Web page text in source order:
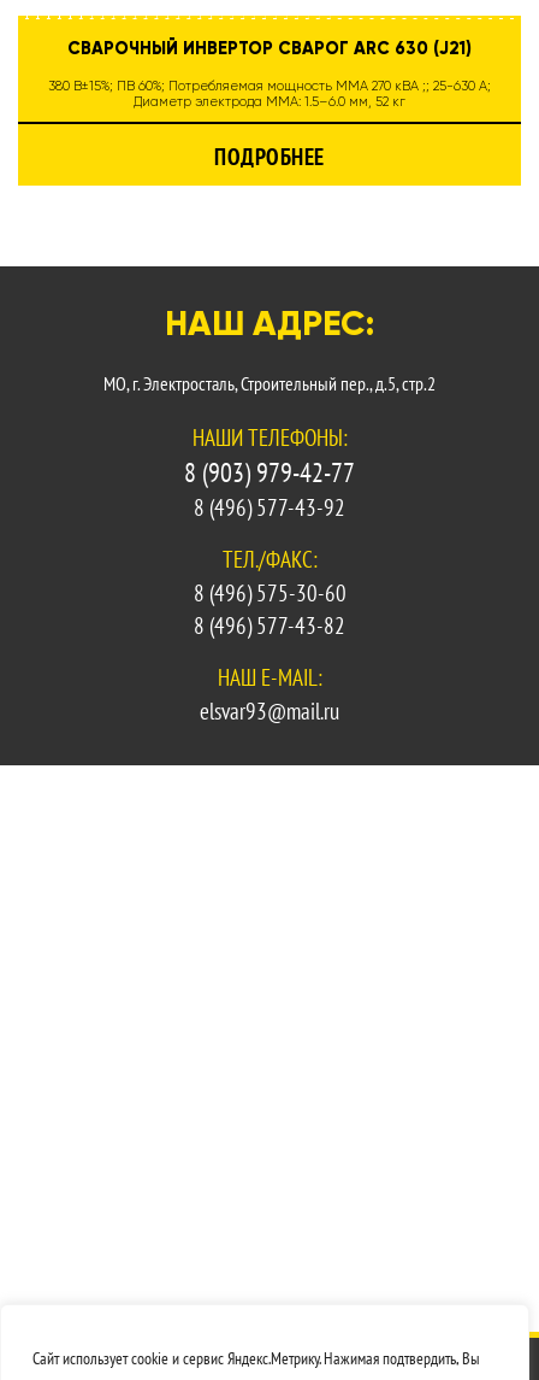
Сайт использует cookie и сервис Яндекс.Метрику. Нажимая подтвердить, Вы
СВАРОЧНЫЙ ИНВЕРТОР СВАРОГ ARC 630 (J21)
380 В±15%; ПВ 60%; Потребляемая мощность MMA 270 кВА ;; 25-630 А;
Диаметр электрода MMA: 1.5–6.0 мм, 52 кг
ПОДРОБНЕЕ
НАШ АДРЕС:
МО, г. Электросталь, Строительный пер., д.5, стр.2
НАШИ ТЕЛЕФОНЫ:
8 (903) 979-42-77
8 (496) 577-43-92
ТЕЛ./ФАКС:
8 (496) 575-30-60
8 (496) 577-43-82
НАШ E-MAIL:
elsvar93@mail.ru
© 2026ЭЛсвар